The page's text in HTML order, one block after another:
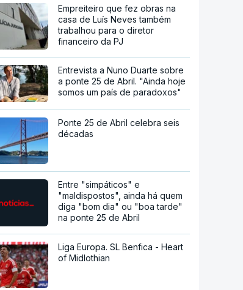
Empreiteiro que fez obras na
casa de Luís Neves também
trabalhou para o diretor
financeiro da PJ
Entrevista a Nuno Duarte sobre
a ponte 25 de Abril. "Ainda hoje
somos um país de paradoxos"
Ponte 25 de Abril celebra seis
décadas
Entre "simpáticos" e
"maldispostos", ainda há quem
diga "bom dia" ou "boa tarde"
na ponte 25 de Abril
Liga Europa. SL Benfica - Heart
of Midlothian